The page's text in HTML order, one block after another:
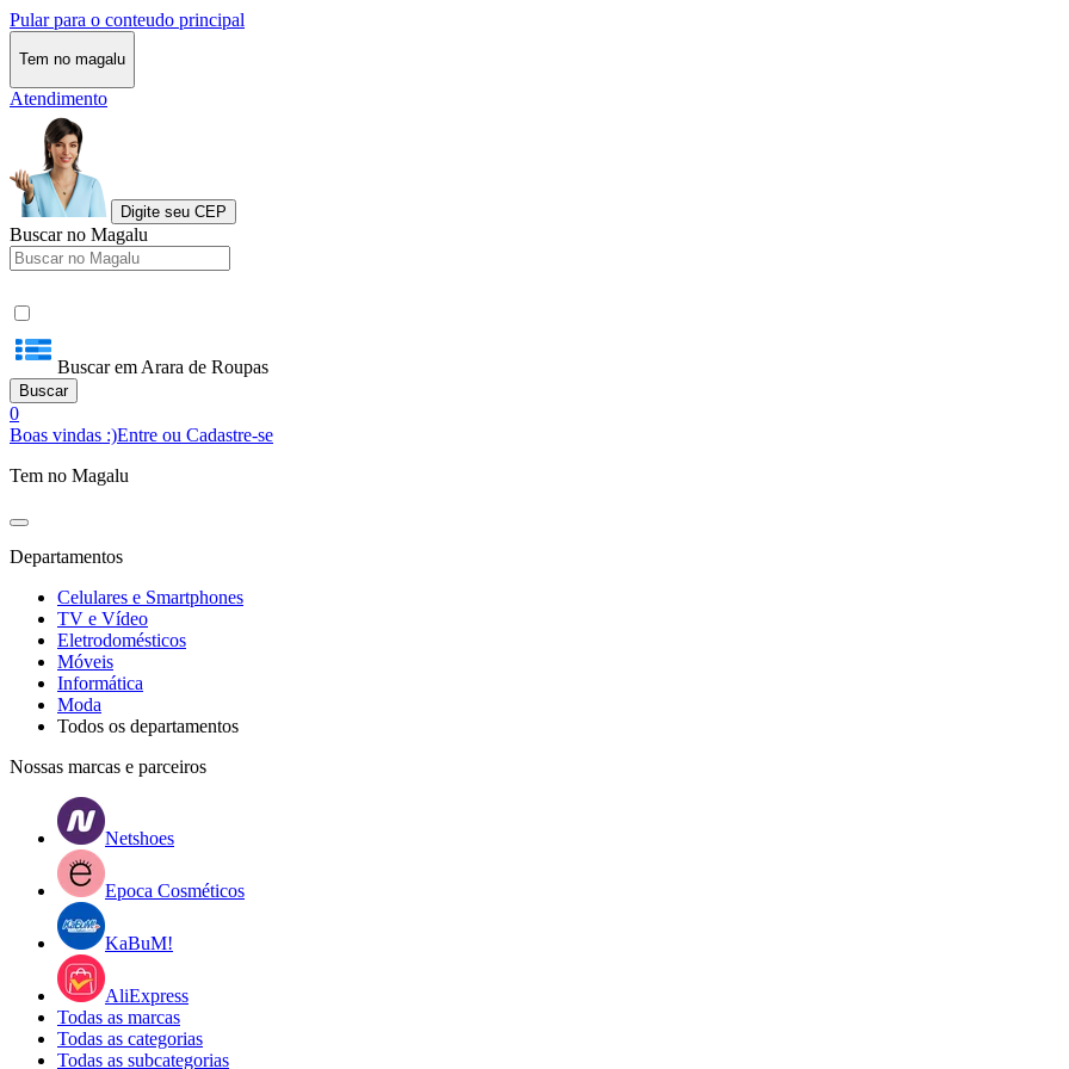
Pular para o conteudo principal
Tem no magalu
Atendimento
Digite seu CEP
Buscar no Magalu
Buscar em Arara de Roupas
Buscar
0
Boas vindas :)Entre ou Cadastre-se
Tem no Magalu
Departamentos
Celulares e Smartphones
TV e Vídeo
Eletrodomésticos
Móveis
Informática
Moda
Todos os departamentos
Nossas marcas e parceiros
Netshoes
Epoca Cosméticos
KaBuM!
AliExpress
Todas as marcas
Todas as categorias
Todas as subcategorias